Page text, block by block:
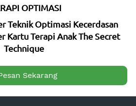
OPTIMASI
Teknik Optimasi Kecerdasan
Kartu Terapi Anak The Secret
Technique
Sekarang